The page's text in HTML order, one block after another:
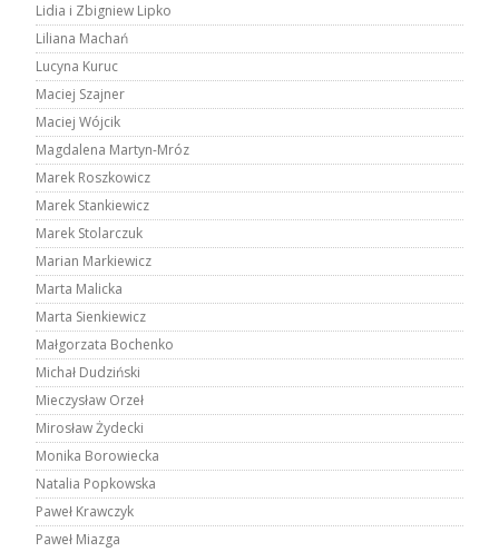
Lidia i Zbigniew Lipko
Liliana Machań
Lucyna Kuruc
Maciej Szajner
Maciej Wójcik
Magdalena Martyn-Mróz
Marek Roszkowicz
Marek Stankiewicz
Marek Stolarczuk
Marian Markiewicz
Marta Malicka
Marta Sienkiewicz
Małgorzata Bochenko
Michał Dudziński
Mieczysław Orzeł
Mirosław Żydecki
Monika Borowiecka
Natalia Popkowska
Paweł Krawczyk
Paweł Miazga